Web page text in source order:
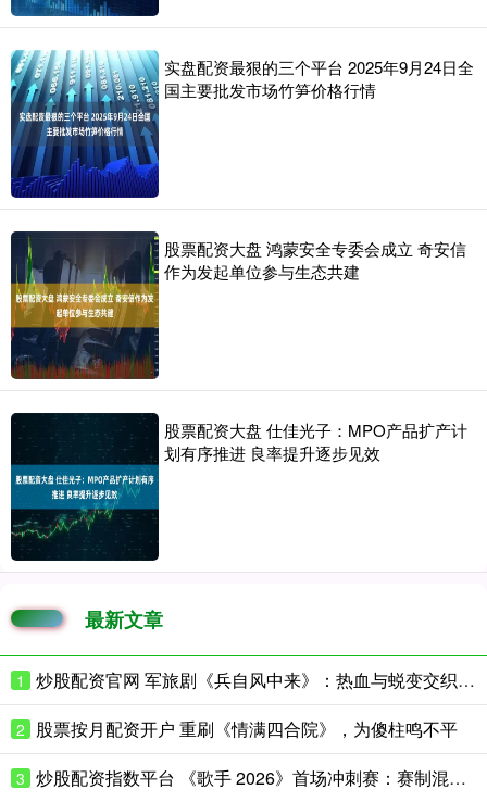
实盘配资最狠的三个平台 2025年9月24日全
国主要批发市场竹笋价格行情
股票配资大盘 鸿蒙安全专委会成立 奇安信
作为发起单位参与生态共建
股票配资大盘 仕佳光子：MPO产品扩产计
划有序推进 良率提升逐步见效
最新文章
1 炒股配资官网 军旅剧《兵自风中来》：热血与蜕变交织的精彩篇章
2 股票按月配资开户 重刷《情满四合院》，为傻柱鸣不平
3 炒股配资指数平台 《歌手 2026》首场冲刺赛：赛制混乱，歌手表现各异